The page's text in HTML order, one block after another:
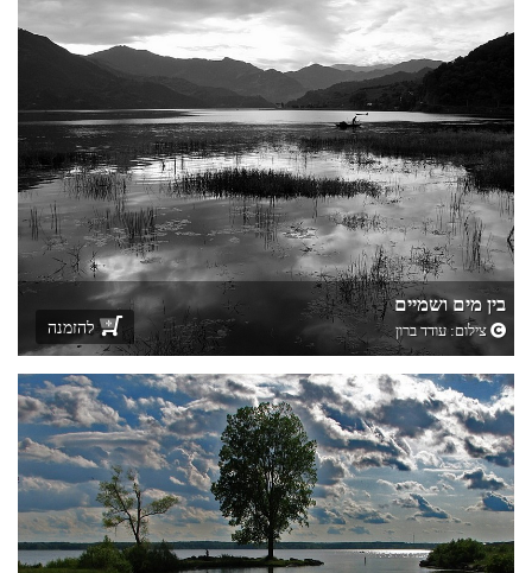
בין מים ושמיים
צילום:עודד ברון להזמנה